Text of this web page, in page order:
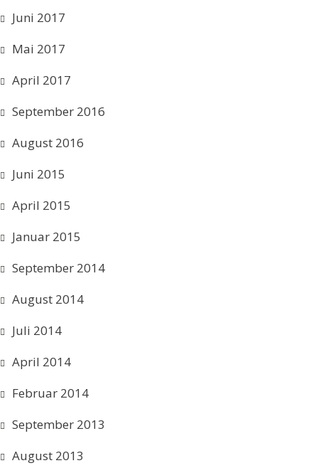
Juni 2017
Mai 2017
April 2017
September 2016
August 2016
Juni 2015
April 2015
Januar 2015
September 2014
August 2014
Juli 2014
April 2014
Februar 2014
September 2013
August 2013